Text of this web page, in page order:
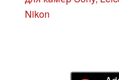
Nikon